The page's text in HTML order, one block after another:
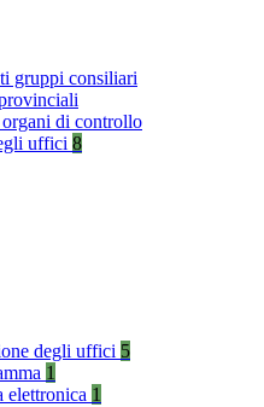
gruppi consiliari
di controllo
uffici 8
degli uffici 5
1
elettronica 1